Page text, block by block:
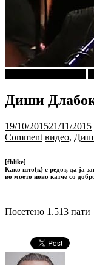
Диши
19/10/201521/11/2015
Comment видео,
[fblike]
Како што(к) е редот, да ја
во моето ново катче со
Посетено 1.513 пати